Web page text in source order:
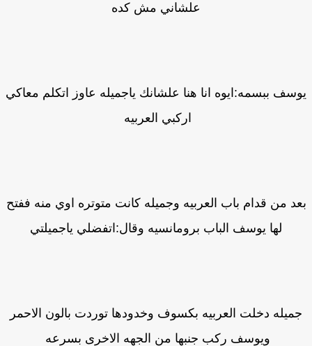
علشاني مش كده
ببسمه:ايوه انا هنا علشانك ياجميله عاوز اتكلم معاكي
اركبي العربيه
من قدام باب العربيه وجميله كانت متوتره اوي منه ففتح
لها يوسف الباب برومانسيه وقال:اتفضلي ياجميلتي
دخلت العربيه بكسوف وخدودها توردت بالون الاحمر
ويوسف ركب جنبها من الجهه الاخرى بسرعه